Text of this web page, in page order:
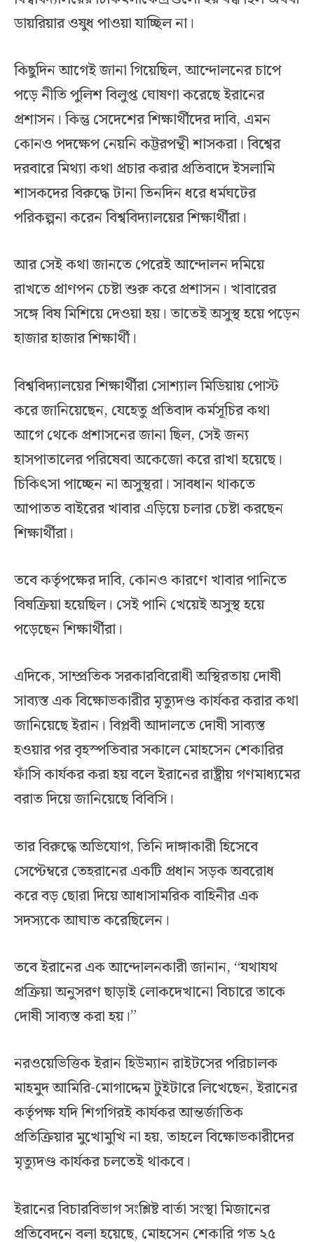
ডায়রিয়ার ওষুধ পাওয়া যাচ্ছিল না।
কিছুদিন আগেই জানা গিয়েছিল, আন্দোলনের চাপে
পড়ে নীতি পুলিশ বিলুপ্ত ঘোষণা করেছে ইরানের
প্রশাসন। কিন্তু সেদেশের শিক্ষার্থীদের দাবি, এমন
কোনও পদক্ষেপ নেয়নি কট্টরপন্থী শাসকরা। বিশ্বের
দরবারে মিথ্যা কথা প্রচার করার প্রতিবাদে ইসলামি
শাসকদের বিরুদ্ধে টানা তিনদিন ধরে ধর্মঘটের
পরিকল্পনা করেন বিশ্ববিদ্যালয়ের শিক্ষার্থীরা।
আর সেই কথা জানতে পেরেই আন্দোলন দমিয়ে
রাখতে প্রাণপন চেষ্টা শুরু করে প্রশাসন। খাবারের
সঙ্গে বিষ মিশিয়ে দেওয়া হয়। তাতেই অসুস্থ হয়ে পড়েন
হাজার হাজার শিক্ষার্থী।
বিশ্ববিদ্যালয়ের শিক্ষার্থীরা সোশ্যাল মিডিয়ায় পোস্ট
করে জানিয়েছেন, যেহেতু প্রতিবাদ কর্মসূচির কথা
আগে থেকে প্রশাসনের জানা ছিল, সেই জন্য
হাসপাতালের পরিষেবা অকেজো করে রাখা হয়েছে।
চিকিৎসা পাচ্ছেন না অসুস্থরা। সাবধান থাকতে
আপাতত বাইরের খাবার এড়িয়ে চলার চেষ্টা করছেন
শিক্ষার্থীরা।
তবে কর্তৃপক্ষের দাবি, কোনও কারণে খাবার পানিতে
বিষক্রিয়া হয়েছিল। সেই পানি খেয়েই অসুস্থ হয়ে
পড়েছেন শিক্ষার্থীরা।
এদিকে, সাম্প্রতিক সরকারবিরোধী অস্থিরতায় দোষী
সাব্যস্ত এক বিক্ষোভকারীর মৃত্যুদণ্ড কার্যকর করার কথা
জানিয়েছে ইরান। বিপ্লবী আদালতে দোষী সাব্যস্ত
হওয়ার পর বৃহস্পতিবার সকালে মোহসেন শেকারির
ফাঁসি কার্যকর করা হয় বলে ইরানের রাষ্ট্রীয় গণমাধ্যমের
বরাত দিয়ে জানিয়েছে বিবিসি।
তার বিরুদ্ধে অভিযোগ, তিনি দাঙ্গাকারী হিসেবে
সেপ্টেম্বরে তেহরানের একটি প্রধান সড়ক অবরোধ
করে বড় ছোরা দিয়ে আধাসামরিক বাহিনীর এক
সদস্যকে আঘাত করেছিলেন।
তবে ইরানের এক আন্দোলনকারী জানান, “যথাযথ
প্রক্রিয়া অনুসরণ ছাড়াই লোকদেখানো বিচারে তাকে
দোষী সাব্যস্ত করা হয়।”
নরওয়েভিত্তিক ইরান হিউম্যান রাইটসের পরিচালক
মাহমুদ আমিরি-মোগাদ্দেম টুইটারে লিখেছেন, ইরানের
কর্তৃপক্ষ যদি শিগগিরই কার্যকর আন্তর্জাতিক
প্রতিক্রিয়ার মুখোমুখি না হয়, তাহলে বিক্ষোভকারীদের
মৃত্যুদণ্ড কার্যকর চলতেই থাকবে।
ইরানের বিচারবিভাগ সংশ্লিষ্ট বার্তা সংস্থা মিজানের
প্রতিবেদনে বলা হয়েছে, মোহসেন শেকারি গত ২৫